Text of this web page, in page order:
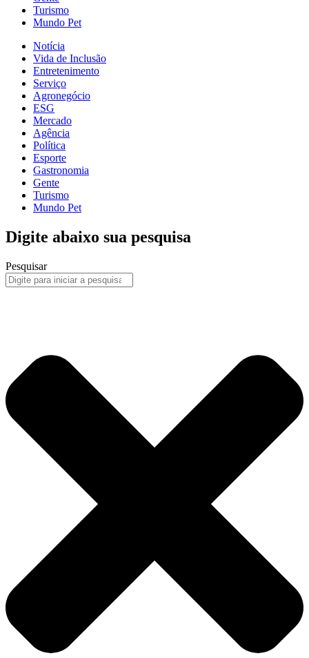
Turismo
Mundo Pet
Notícia
Vida de Inclusão
Entretenimento
Serviço
Agronegócio
ESG
Mercado
Agência
Política
Esporte
Gastronomia
Gente
Turismo
Mundo Pet
Digite abaixo sua pesquisa
Pesquisar